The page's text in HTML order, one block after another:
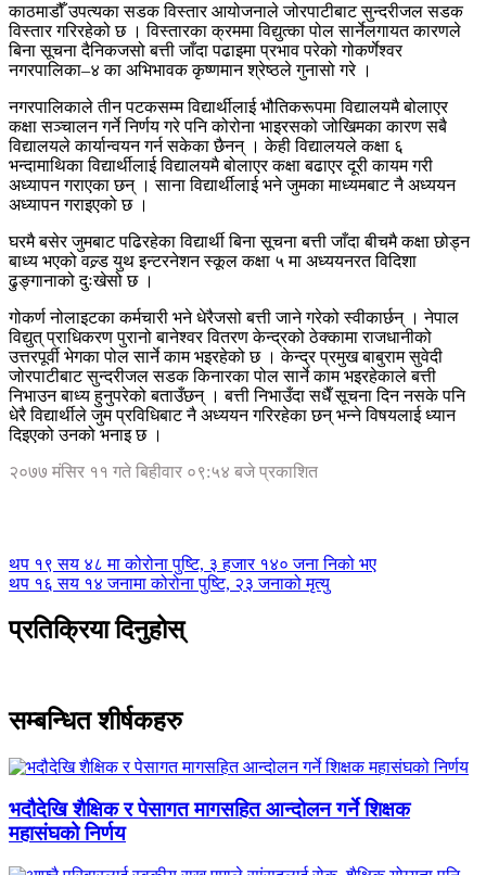
काठमाडौँ उपत्यका सडक विस्तार आयोजनाले जोरपाटीबाट सुन्दरीजल सडक
विस्तार गरिरहेको छ । विस्तारका क्रममा विद्युत्का पोल सार्नेलगायत कारणले
बिना सूचना दैनिकजसो बत्ती जाँदा पढाइमा प्रभाव परेको गोकर्णेश्वर
नगरपालिका–४ का अभिभावक कृष्णमान श्रेष्ठले गुनासो गरे ।
नगरपालिकाले तीन पटकसम्म विद्यार्थीलाई भौतिकरूपमा विद्यालयमै बोलाएर
कक्षा सञ्चालन गर्ने निर्णय गरे पनि कोरोना भाइरसको जोखिमका कारण सबै
विद्यालयले कार्यान्वयन गर्न सकेका छैनन् । केही विद्यालयले कक्षा ६
भन्दामाथिका विद्यार्थीलाई विद्यालयमै बोलाएर कक्षा बढाएर दूरी कायम गरी
अध्यापन गराएका छन् । साना विद्यार्थीलाई भने जुमका माध्यमबाट नै अध्ययन
अध्यापन गराइएको छ ।
घरमै बसेर जुमबाट पढिरहेका विद्यार्थी बिना सूचना बत्ती जाँदा बीचमै कक्षा छोड्न
बाध्य भएको वल्र्ड युथ इन्टरनेशन स्कूल कक्षा ५ मा अध्ययनरत विदिशा
ढुङ्गानाको दुःखेसो छ ।
गोकर्ण नोलाइटका कर्मचारी भने धेरैजसो बत्ती जाने गरेको स्वीकार्छन् । नेपाल
विद्युत् प्राधिकरण पुरानो बानेश्वर वितरण केन्द्रको ठेक्कामा राजधानीको
उत्तरपूर्वी भेगका पोल सार्ने काम भइरहेको छ । केन्द्र प्रमुख बाबुराम सुवेदी
जोरपाटीबाट सुन्दरीजल सडक किनारका पोल सार्ने काम भइरहेकाले बत्ती
निभाउन बाध्य हुनुपरेको बताउँछन् । बत्ती निभाउँदा सधैँ सूचना दिन नसके पनि
धेरै विद्यार्थीले जुम प्रविधिबाट नै अध्ययन गरिरहेका छन् भन्ने विषयलाई ध्यान
दिइएको उनको भनाइ छ ।
२०७७ मंसिर ११ गते बिहीवार ०९:५४ बजे प्रकाशित
थप १९ सय ४८ मा कोरोना पुष्टि, ३ हजार १४० जना निको भए
थप १६ सय १४ जनामा कोरोना पुष्टि, २३ जनाको मृत्यु
प्रतिक्रिया दिनुहोस्
सम्बन्धित शीर्षकहरु
भदौदेखि शैक्षिक र पेसागत मागसहित आन्दोलन गर्ने शिक्षक
महासंघको निर्णय